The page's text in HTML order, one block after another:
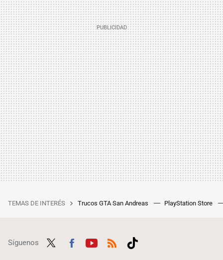
TEMAS DE INTERÉS Trucos GTA San Andreas PlayStation Store
Síguenos